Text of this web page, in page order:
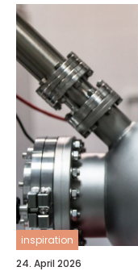
inspiration
24. April 2026